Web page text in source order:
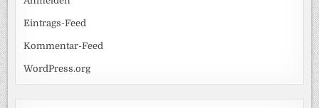
Eintrags-Feed
Kommentar-Feed
WordPress.org